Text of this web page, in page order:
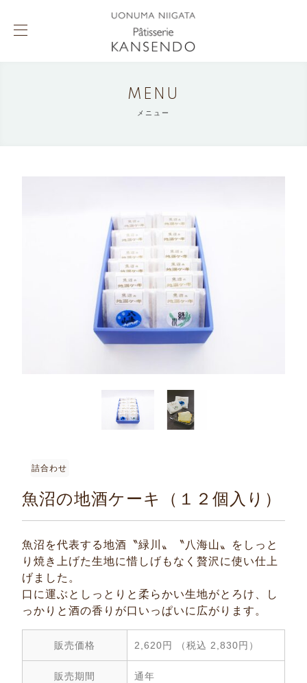
MENU
メニュー
詰合わせ
魚沼の地酒ケーキ（１２個入り）
魚沼を代表する地酒〝緑川〟〝八海山〟をしっと
り焼き上げた生地に惜しげもなく贅沢に使い仕上
げました。
口に運ぶとしっとりと柔らかい生地がとろけ、し
っかりと酒の香りが口いっぱいに広がります。
販売価格 2,620円 （税込 2,830円）
販売期間 通年